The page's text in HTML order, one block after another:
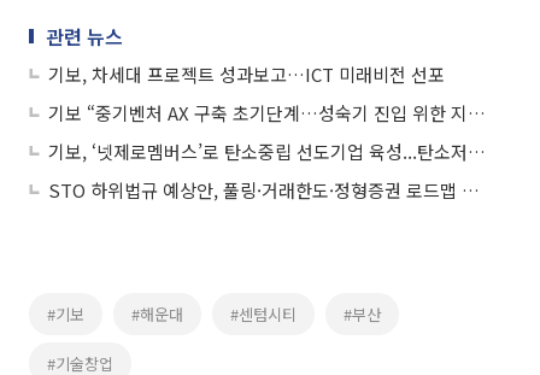
관련 뉴스
기보, 차세대 프로젝트 성과보고…ICT 미래비전 선포
기보 “중기벤처 AX 구축 초기단계…성숙기 진입 위한 지원 필요”
기보, ‘넷제로멤버스’로 탄소중립 선도기업 육성...탄소저감 기여 '엘파워텍' 선정
STO 하위법규 예상안, 풀링·거래한도·정형증권 로드맵 제시
#기보 #해운대 #센텀시티 #부산
#기술창업